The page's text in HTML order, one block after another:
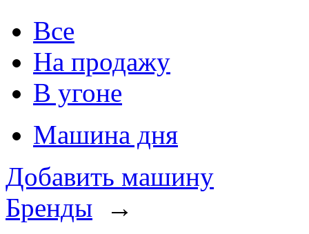
Все
На продажу
В угоне
Машина дня
Добавить машину
Бренды →